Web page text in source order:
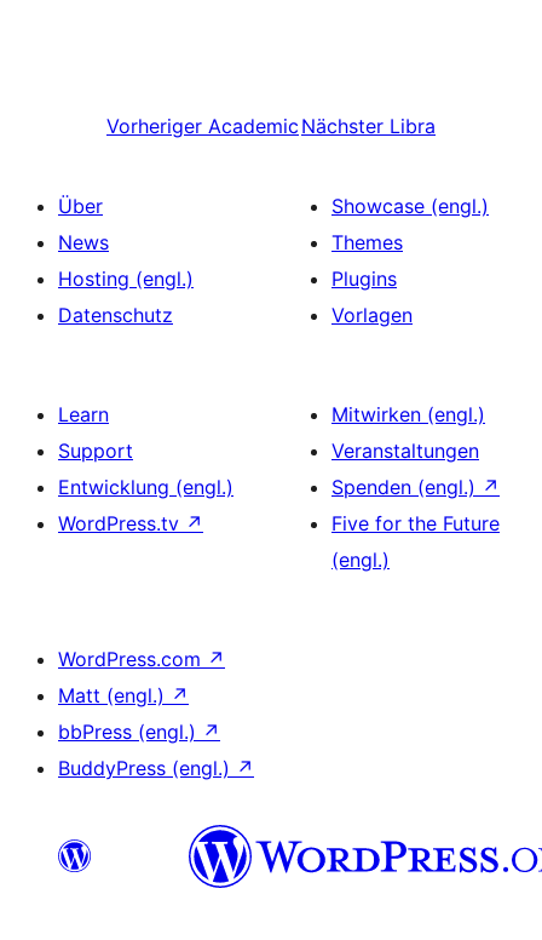
Vorheriger Academic Nächster Libra
Über
News
Hosting (engl.)
Datenschutz
Showcase (engl.)
Themes
Plugins
Vorlagen
Learn
Support
Entwicklung (engl.)
WordPress.tv ↗
Mitwirken (engl.)
Veranstaltungen
Spenden (engl.) ↗
Five for the Future
(engl.)
WordPress.com ↗
Matt (engl.) ↗
bbPress (engl.) ↗
BuddyPress (engl.) ↗